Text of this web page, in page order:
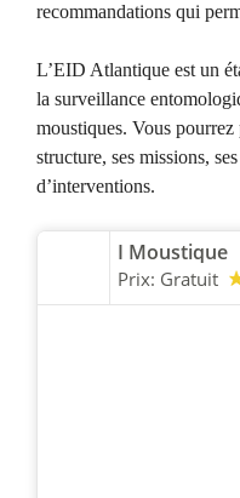
recommandations qui
L’EID Atlantique est un
la surveillance
moustiques. Vous pourrez
structure, ses missions,
d’interventions.
I Moustique
Prix: Gratuit